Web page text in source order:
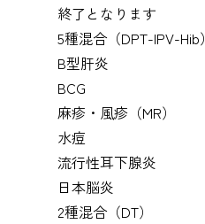
終了となります
5種混合（DPT-IPV-Hib）
B型肝炎
BCG
麻疹・風疹（MR）
水痘
流行性耳下腺炎
日本脳炎
2種混合（DT）